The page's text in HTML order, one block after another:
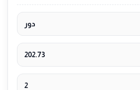
دور
202.73
2